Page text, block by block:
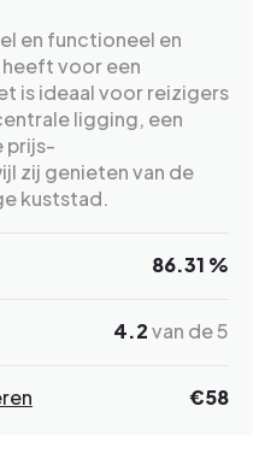
en functioneel en
heeft voor een
is ideaal voor reizigers
ligging, een
prijs-
zij genieten van de
kuststad.
86.31 %
4.2van de 5
€58